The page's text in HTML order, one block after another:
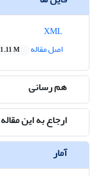
اصل مقاله
1.11 M
هم رسانی
ارجاع به این مقاله
آمار